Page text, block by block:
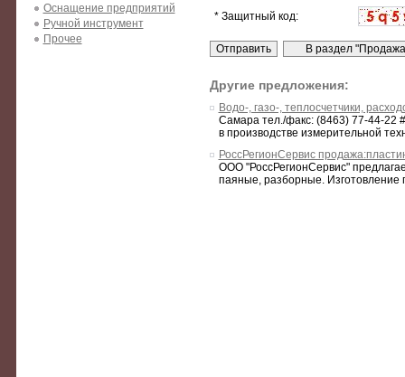
Оснащение предприятий
Ручной инструмент
Прочее
* Защитный код:
Другие предложения:
Водо-, газо-, теплосчетчики,
Самара тел./факс: (8463) 77-44-22
в производстве измерительной
РоссРегионСервис
ООО "РоссРегионСервис"
паяные, разборные.